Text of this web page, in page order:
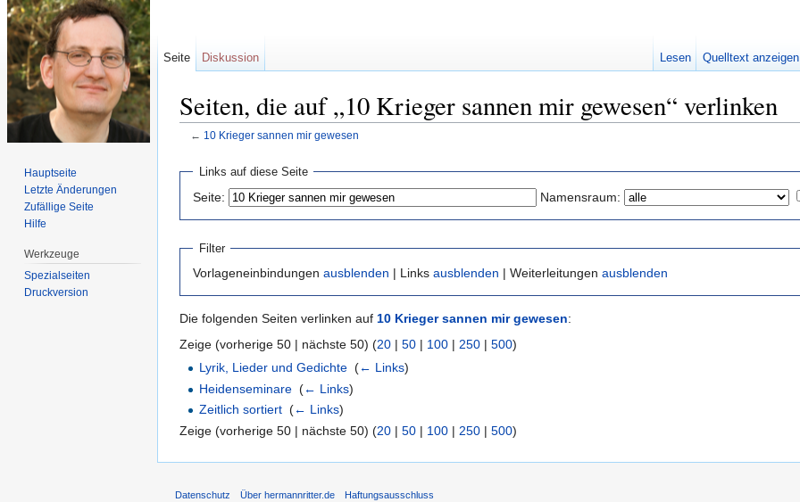
Seiten, die auf „10 Krieger sannen mir gewesen“ verlinken
← 10 Krieger sannen mir gewesen
Links auf diese Seite
Seite: Namensraum:
Filter
Vorlageneinbindungen ausblenden | Links ausblenden | Weiterleitungen ausblenden
Die folgenden Seiten verlinken auf 10 Krieger sannen mir gewesen:
Zeige (vorherige 50 | nächste 50) (20 | 50 | 100 | 250 | 500)
Lyrik, Lieder und Gedichte ‎(← Links)
Heidenseminare ‎(← Links)
Zeitlich sortiert ‎(← Links)
Zeige (vorherige 50 | nächste 50) (20 | 50 | 100 | 250 | 500)
Seite Diskussion Lesen Quelltext anzeigen
Hauptseite
Letzte Änderungen
Zufällige Seite
Hilfe
Werkzeuge
Spezialseiten
Druckversion
Datenschutz Über hermannritter.de Haftungsausschluss